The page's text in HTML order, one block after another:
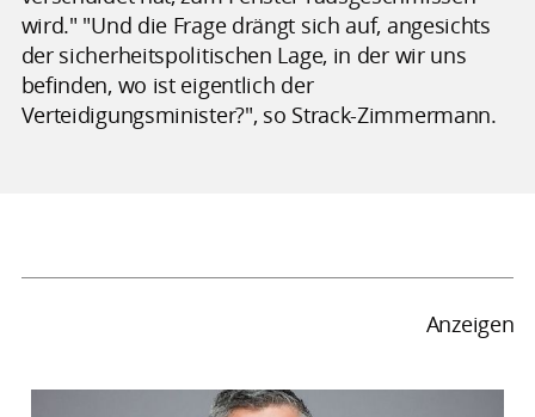
wird." "Und die Frage drängt sich auf, angesichts
der sicherheitspolitischen Lage, in der wir uns
befinden, wo ist eigentlich der
Verteidigungsminister?", so Strack-Zimmermann.
Anzeigen